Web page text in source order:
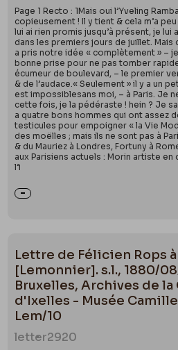
Page 1 Recto : 1Mais oui l’Yveling
copieusement ! Il y tient & cela m’a
lui ai rien promis jusqu’à présent, je lui
dans les premiers jours de juillet. Mais
a pris notre idée « complètement » –
bonne prise pour ne pas tomber
écumeur de boulevard, – le premier
& de l’audace.« Seulement » il y a un
est impossiblesans moi, – à Paris. Je
cette fois, je la pédéraste ! hein ? Je
a quatre bons hommes qui ont assez
testicules pour empoigner « la Vie
des moëlles ; mais ils ne sont pas à
& du Mauriez à Londres, Fortuny à
aux Parisiens actuels : Morin artiste
l’i
Lettre de Félicien Rops
[Lemonnier]. s.l., 1880/
Bruxelles, Archives de la
d'Ixelles - Musée
Lem/10
letter2920